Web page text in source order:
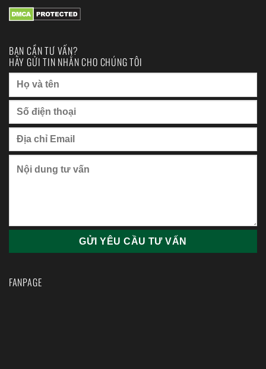
BẠN CẦN TƯ VẤN?
HÃY GỬI TIN NHẮN CHO CHÚNG TÔI
FANPAGE